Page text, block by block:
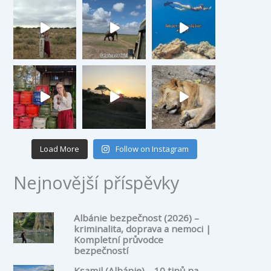
Load More Follow on Instagram
Nejnovější příspěvky
Albánie bezpečnost (2026) –
kriminalita, doprava a nemoci |
Kompletní průvodce
bezpečností